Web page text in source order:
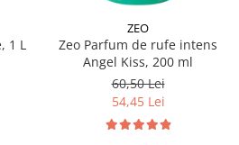
1 L
ZEO
Zeo Parfum de rufe intens
Angel Kiss, 200 ml
60,50 Lei
54,45 Lei